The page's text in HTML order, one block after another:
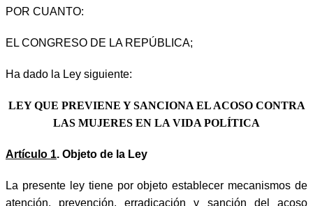
POR CUANTO:
EL CONGRESO DE LA REPÚBLICA;
Ha dado la Ley siguiente:
LEY QUE PREVIENE Y SANCIONA EL ACOSO CONTRA
LAS MUJERES EN LA VIDA POLÍTICA
Artículo 1. Objeto de la Ley
La presente ley tiene por objeto establecer mecanismos de
atención, prevención, erradicación y sanción del acoso